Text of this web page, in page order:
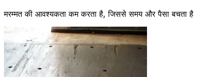
मरम्मत की आवश्यकता कम करता है, जिससे समय और पैसा बचता है